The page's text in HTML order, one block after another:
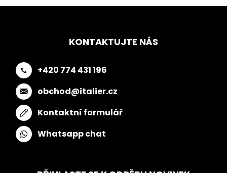
KONTAKTUJTE NÁS
+420 774 431 196
obchod@italier.cz
Kontaktní formulář
Whatsapp chat